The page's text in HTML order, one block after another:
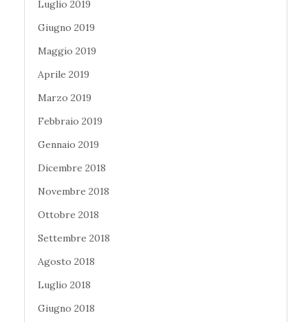
Luglio 2019
Giugno 2019
Maggio 2019
Aprile 2019
Marzo 2019
Febbraio 2019
Gennaio 2019
Dicembre 2018
Novembre 2018
Ottobre 2018
Settembre 2018
Agosto 2018
Luglio 2018
Giugno 2018